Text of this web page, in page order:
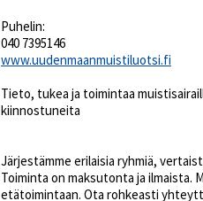
Puhelin:
040 7395146
www.uudenmaanmuistiluotsi.fi
Tieto, tukea ja toimintaa
kiinnostuneita
Järjestämme erilaisia ryhmiä,
Toiminta on maksutonta ja ilmaista.
etätoimintaan. Ota rohkeasti